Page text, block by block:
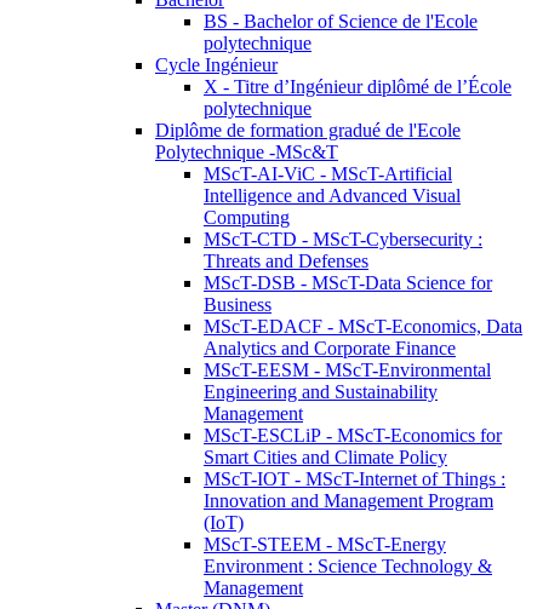
BS - Bachelor of Science de l'Ecole
polytechnique
Cycle Ingénieur
X - Titre d’Ingénieur diplômé de l’École
polytechnique
Diplôme de formation gradué de l'Ecole
Polytechnique -MSc&T
MScT-AI-ViC - MScT-Artificial
Intelligence and Advanced Visual
Computing
MScT-CTD - MScT-Cybersecurity :
Threats and Defenses
MScT-DSB - MScT-Data Science for
Business
MScT-EDACF - MScT-Economics, Data
Analytics and Corporate Finance
MScT-EESM - MScT-Environmental
Engineering and Sustainability
Management
MScT-ESCLiP - MScT-Economics for
Smart Cities and Climate Policy
MScT-IOT - MScT-Internet of Things :
Innovation and Management Program
(IoT)
MScT-STEEM - MScT-Energy
Environment : Science Technology &
Management